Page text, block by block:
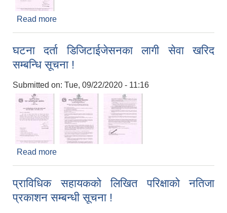
Read more
घटना दर्ता डिजिटाईजेसनका लागी सेवा खरिद
सम्बन्धि सूचना !
Submitted on: Tue, 09/22/2020 - 11:16
Read more
प्राविधिक सहायकको लिखित परिक्षाको नतिजा
प्रकाशन सम्बन्धी सूचना !